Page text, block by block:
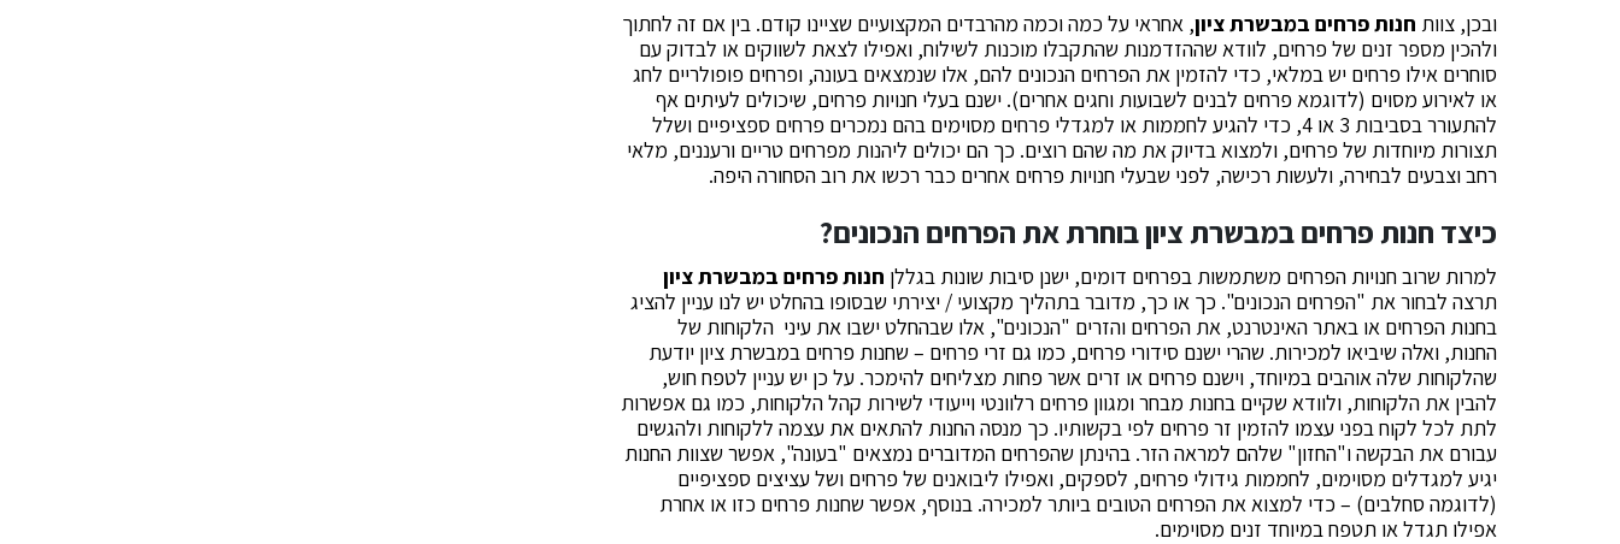
ובכן, צוות חנות פרחים במבשרת ציון, אחראי על כמה וכמה מהרבדים המקצועיים שציינו קודם. בין אם זה לחתוך
ולהכין מספר זנים של פרחים, לוודא שההזדמנות שהתקבלו מוכנות לשילוח, ואפילו לצאת לשווקים או לבדוק עם
סוחרים אילו פרחים יש במלאי, כדי להזמין את הפרחים הנכונים להם, אלו שנמצאים בעונה, ופרחים פופולריים לחג
או לאירוע מסוים (לדוגמא פרחים לבנים לשבועות וחגים אחרים). ישנם בעלי חנויות פרחים, שיכולים לעיתים אף
להתעורר בסביבות 3 או 4, כדי להגיע לחממות או למגדלי פרחים מסוימים בהם נמכרים פרחים ספציפיים ושלל
תצורות מיוחדות של פרחים, ולמצוא בדיוק את מה שהם רוצים. כך הם יכולים ליהנות מפרחים טריים ורעננים, מלאי
רחב וצבעים לבחירה, ולעשות רכישה, לפני שבעלי חנויות פרחים אחרים כבר רכשו את רוב הסחורה היפה.
כיצד חנות פרחים במבשרת ציון בוחרת את הפרחים הנכונים?
למרות שרוב חנויות הפרחים משתמשות בפרחים דומים, ישנן סיבות שונות בגללן חנות פרחים במבשרת ציון
תרצה לבחור את "הפרחים הנכונים". כך או כך, מדובר בתהליך מקצועי / יצירתי שבסופו בהחלט יש לנו עניין להציג
בחנות הפרחים או באתר האינטרנט, את הפרחים והזרים "הנכונים", אלו שבהחלט ישבו את עיני הלקוחות של
החנות, ואלה שיביאו למכירות. שהרי ישנם סידורי פרחים, כמו גם זרי פרחים – שחנות פרחים במבשרת ציון יודעת
שהלקוחות שלה אוהבים במיוחד, וישנם פרחים או זרים אשר פחות מצליחים להימכר. על כן יש עניין לטפח חוש,
להבין את הלקוחות, ולוודא שקיים בחנות מבחר ומגוון פרחים רלוונטי וייעודי לשירות קהל הלקוחות, כמו גם אפשרות
לתת לכל לקוח בפני עצמו להזמין זר פרחים לפי בקשותיו. כך מנסה החנות להתאים את עצמה ללקוחות ולהגשים
עבורם את הבקשה ו"החזון" שלהם למראה הזר. בהינתן שהפרחים המדוברים נמצאים "בעונה", אפשר שצוות החנות
יגיע למגדלים מסוימים, לחממות גידולי פרחים, לספקים, ואפילו ליבואנים של פרחים ושל עציצים ספציפיים
(לדוגמה סחלבים) – כדי למצוא את הפרחים הטובים ביותר למכירה. בנוסף, אפשר שחנות פרחים כזו או אחרת
אפילו תגדל או תטפח במיוחד זנים מסוימים.